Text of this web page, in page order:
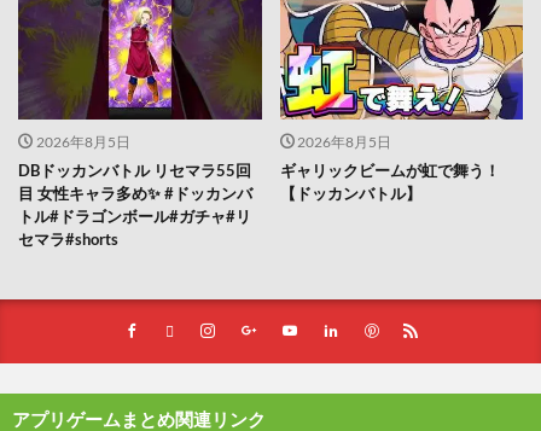
2026年8月5日
DBドッカンバトル リセマラ55回
目 女性キャラ多め✨️ #ドッカンバ
トル#ドラゴンボール#ガチャ#リ
セマラ#shorts
2026年8月5日
ギャリックビームが虹で舞う！
【ドッカンバトル】
アプリゲームまとめ関連リンク